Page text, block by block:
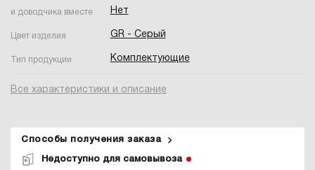
и доводчика вместе
Нет
Цвет изделия GR - Серый
Тип продукции Комплектующие
Все характеристики и описание
Способы получения заказа
Недоступно для самовывоза